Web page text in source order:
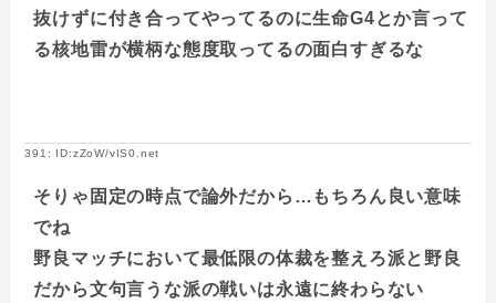
抜けずに付き合ってやってるのに生命G4とか言って
る核地雷が横柄な態度取ってるの面白すぎるな
391: ID:zZoW/vIS0.net
そりゃ固定の時点で論外だから…もちろん良い意味
でね
野良マッチにおいて最低限の体裁を整えろ派と野良
だから文句言うな派の戦いは永遠に終わらない